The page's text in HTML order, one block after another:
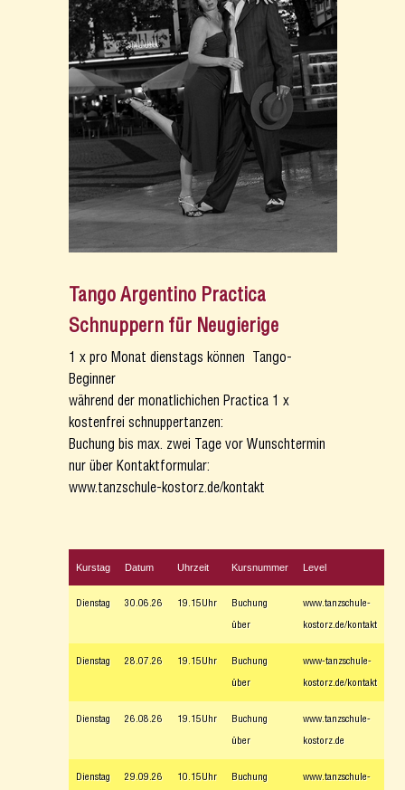
Tango Argentino Practica
Schnuppern für Neugierige
1 x pro Monat dienstags können Tango-
Beginner
während der monatlichichen Practica 1 x
kostenfrei schnuppertanzen:
Buchung bis max. zwei Tage vor Wunschtermin
nur über Kontaktformular:
www.tanzschule-kostorz.de/kontakt
Kurstag Datum Uhrzeit Kursnummer Level
Dienstag 30.06.26 19.15Uhr Buchung
über
www.tanzschule-
kostorz.de/kontakt
Dienstag 28.07.26 19.15Uhr Buchung
über
www-tanzschule-
kostorz.de/kontakt
Dienstag 26.08.26 19.15Uhr Buchung
über
www.tanzschule-
kostorz.de
Dienstag 29.09.26 10.15Uhr Buchung www.tanzschule-